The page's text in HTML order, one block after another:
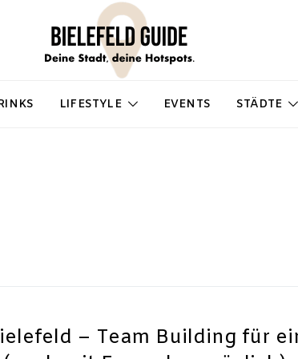
LIFESTYLE EVENTS STÄDTE
– Team Building für